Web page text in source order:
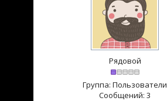
Рядовой
Группа: Пользователи
Сообщений: 3